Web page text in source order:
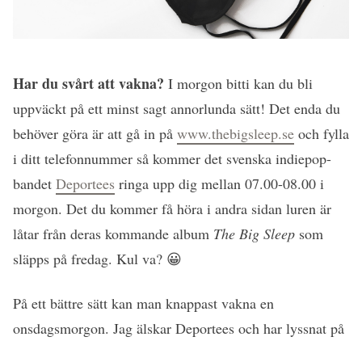
Har du svårt att vakna? I morgon bitti kan du bli
uppväckt på ett minst sagt annorlunda sätt! Det enda du
behöver göra är att gå in på www.thebigsleep.se och fylla
i ditt telefonnummer så kommer det svenska indiepop-
bandet Deportees ringa upp dig mellan 07.00-08.00 i
morgon. Det du kommer få höra i andra sidan luren är
låtar från deras kommande album The Big Sleep som
släpps på fredag. Kul va? 😀
På ett bättre sätt kan man knappast vakna en
onsdagsmorgon. Jag älskar Deportees och har lyssnat på